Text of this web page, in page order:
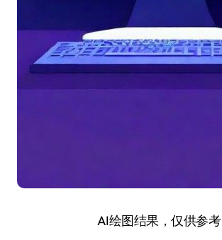
AI绘图结果，仅供参考